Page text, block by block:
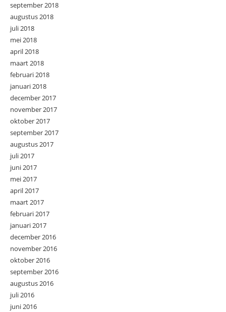
september 2018
augustus 2018
juli 2018
mei 2018
april 2018
maart 2018
februari 2018
januari 2018
december 2017
november 2017
oktober 2017
september 2017
augustus 2017
juli 2017
juni 2017
mei 2017
april 2017
maart 2017
februari 2017
januari 2017
december 2016
november 2016
oktober 2016
september 2016
augustus 2016
juli 2016
juni 2016